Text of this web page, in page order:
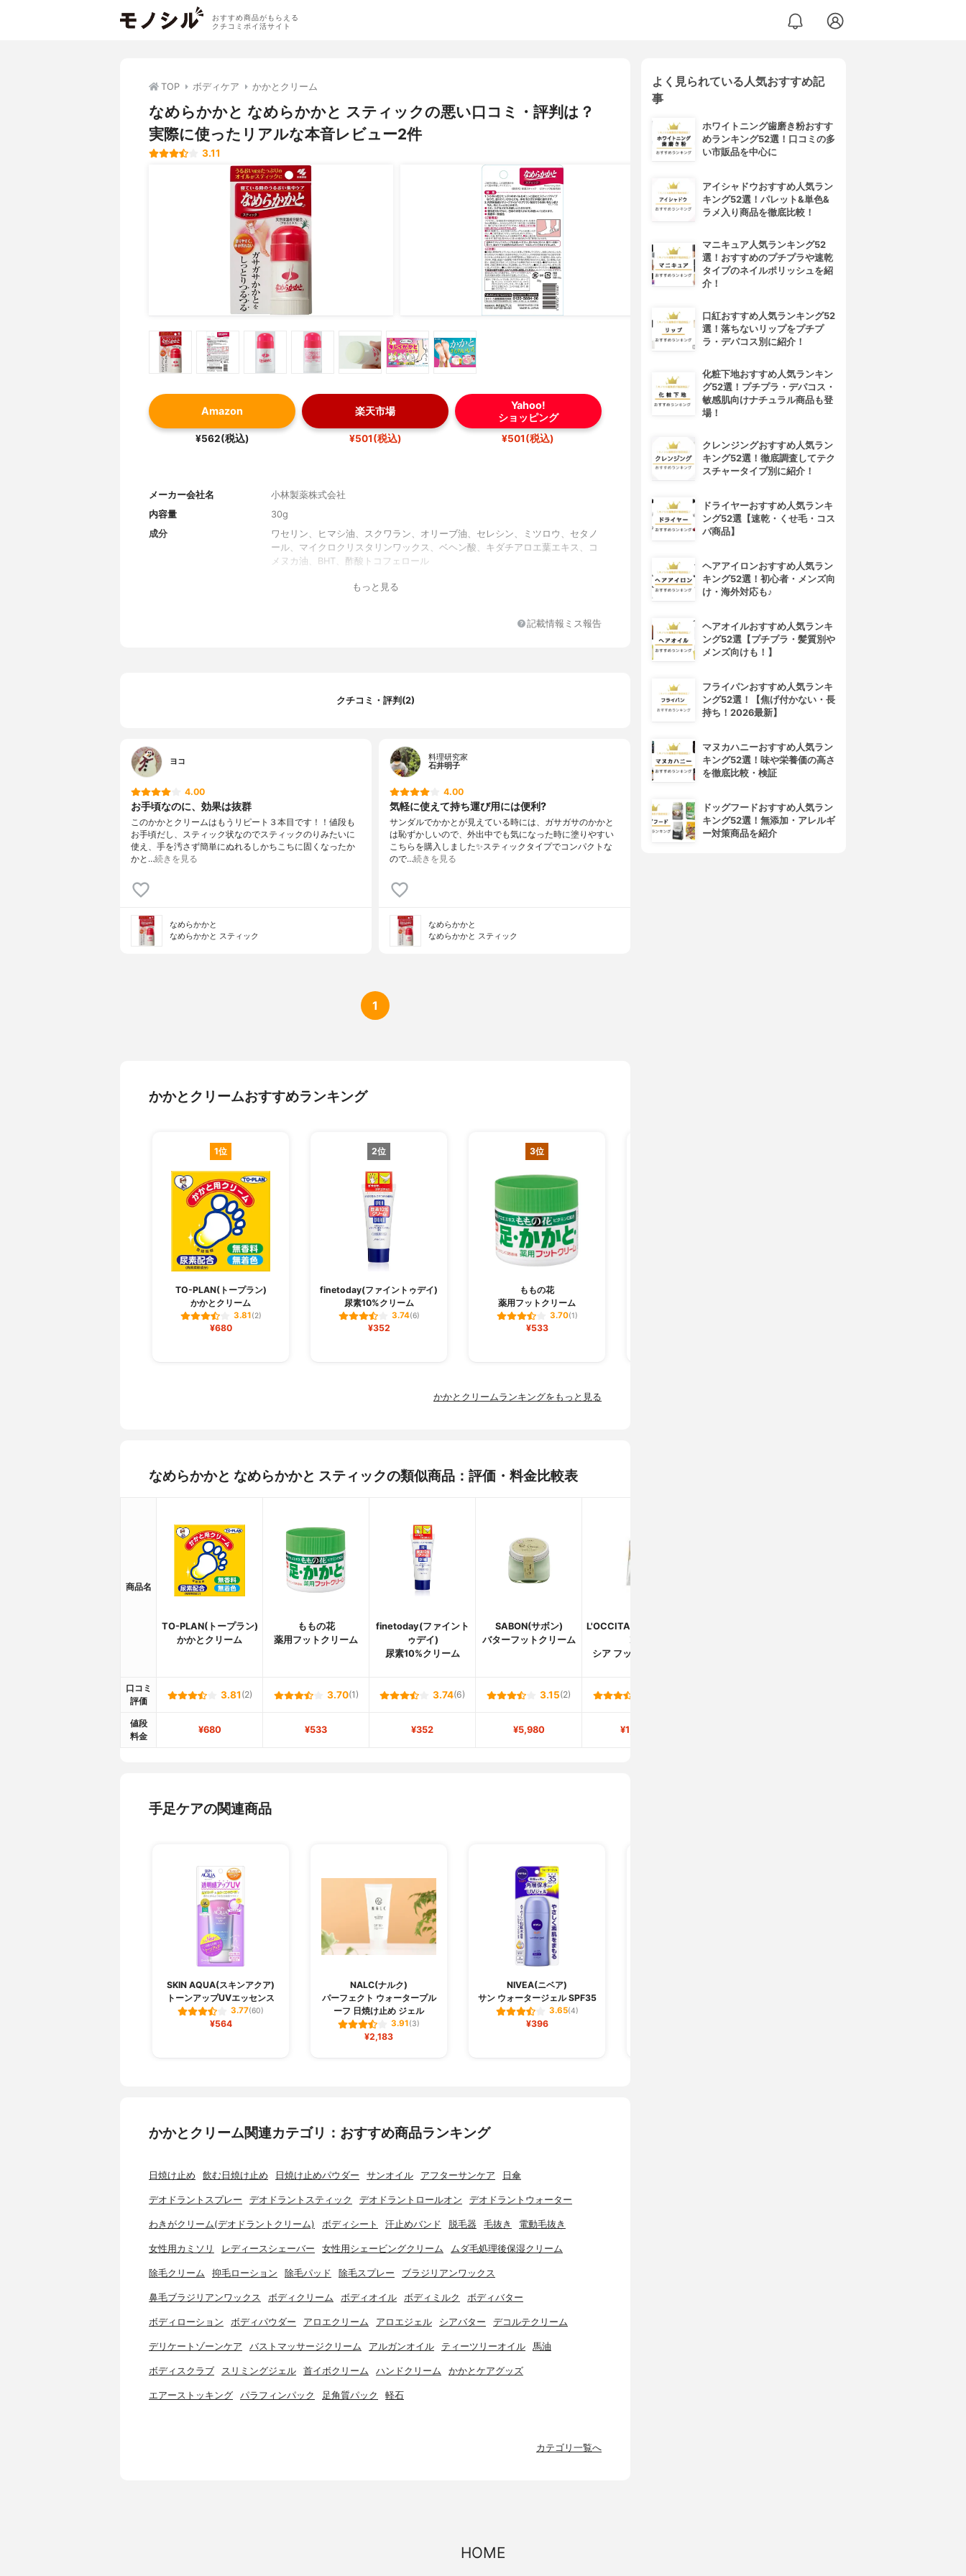
おすすめ商品がもらえる
クチコミポイ活サイト
TOP ボディケア かかとクリーム
なめらかかと なめらかかと スティックの悪い口コミ・評判は？
実際に使ったリアルな本音レビュー2件
3.11
Amazon
¥562(税込)
楽天市場
¥501(税込)
Yahoo!
ショッピング
¥501(税込)
メーカー会社名
小林製薬株式会社
内容量
30g
成分
ワセリン、ヒマシ油、スクワラン、オリーブ油、セレシン、ミツロウ、セタノ
ール、マイクロクリスタリンワックス、ベヘン酸、キダチアロエ葉エキス、コ
メヌカ油、BHT、酢酸トコフェロール
もっと見る
記載情報ミス報告
クチコミ・評判(2)
ヨコ
4.00
お手頃なのに、効果は抜群
このかかとクリームはもうリピート３本目です！！値段も
お手頃だし、スティック状なのでスティックのりみたいに
使え、手を汚さず簡単にぬれるしかちこちに固くなったか
かと…続きを見る
なめらかかと
なめらかかと スティック
料理研究家
石井明子
4.00
気軽に使えて持ち運び用には便利?
サンダルでかかとが見えている時には、ガサガサのかかと
は恥ずかしいので、外出中でも気になった時に塗りやすい
こちらを購入しました✨スティックタイプでコンパクトな
ので…続きを見る
なめらかかと
なめらかかと スティック
1
かかとクリームおすすめランキング
1位
TO-PLAN(トープラン)
かかとクリーム
3.81(2)
¥680
2位
finetoday(ファイントゥデイ)
尿素10%クリーム
3.74(6)
¥352
3位
ももの花
薬用フットクリーム
3.70(1)
¥533
かかとクリームランキングをもっと見る
なめらかかと なめらかかと スティックの類似商品：評価・料金比較表
商品名
TO-PLAN(トープラン)
かかとクリーム
ももの花
薬用フットクリーム
finetoday(ファイント
ゥデイ)
尿素10%クリーム
SABON(サボン)
バターフットクリーム
L'OCCITANE(ロクシタ
ン)
シア フットクリーム
口コミ
評価
3.81 (2) 3.70(1) 3.74(6) 3.15(2)
値段
料金
¥680 ¥533 ¥352 ¥5,980 ¥1,628
手足ケアの関連商品
SKIN AQUA(スキンアクア)
トーンアップUVエッセンス
3.77(60)
¥564
NALC(ナルク)
パーフェクト ウォータープル
ーフ 日焼け止め ジェル
3.91(3)
¥2,183
NIVEA(ニベア)
サン ウォータージェル SPF35
3.65(4)
¥396
かかとクリーム関連カテゴリ：おすすめ商品ランキング
日焼け止め 飲む日焼け止め 日焼け止めパウダー サンオイル アフターサンケア 日傘
デオドラントスプレー デオドラントスティック デオドラントロールオン デオドラントウォーター
わきがクリーム(デオドラントクリーム) ボディシート 汗止めバンド 脱毛器 毛抜き 電動毛抜き
女性用カミソリ レディースシェーバー 女性用シェービングクリーム ムダ毛処理後保湿クリーム
除毛クリーム 抑毛ローション 除毛パッド 除毛スプレー ブラジリアンワックス
鼻毛ブラジリアンワックス ボディクリーム ボディオイル ボディミルク ボディバター
ボディローション ボディパウダー アロエクリーム アロエジェル シアバター デコルテクリーム
デリケートゾーンケア バストマッサージクリーム アルガンオイル ティーツリーオイル 馬油
ボディスクラブ スリミングジェル 首イボクリーム ハンドクリーム かかとケアグッズ
エアーストッキング パラフィンパック 足角質パック 軽石
カテゴリ一覧へ
よく見られている人気おすすめ記
事
ホワイトニング歯磨き粉おすす
めランキング52選！口コミの多
い市販品を中心に
アイシャドウおすすめ人気ラン
キング52選！パレット&単色&
ラメ入り商品を徹底比較！
マニキュア人気ランキング52
選！おすすめのプチプラや速乾
タイプのネイルポリッシュを紹
介！
口紅おすすめ人気ランキング52
選！落ちないリップをプチプ
ラ・デパコス別に紹介！
化粧下地おすすめ人気ランキン
グ52選！プチプラ・デパコス・
敏感肌向けナチュラル商品も登
場！
クレンジングおすすめ人気ラン
キング52選！徹底調査してテク
スチャータイプ別に紹介！
ドライヤーおすすめ人気ランキ
ング52選【速乾・くせ毛・コス
パ商品】
ヘアアイロンおすすめ人気ラン
キング52選！初心者・メンズ向
け・海外対応も♪
ヘアオイルおすすめ人気ランキ
ング52選【プチプラ・髪質別や
メンズ向けも！】
フライパンおすすめ人気ランキ
ング52選！【焦げ付かない・長
持ち！2026最新】
マヌカハニーおすすめ人気ラン
キング52選！味や栄養価の高さ
を徹底比較・検証
ドッグフードおすすめ人気ラン
キング52選！無添加・アレルギ
ー対策商品を紹介
HOME